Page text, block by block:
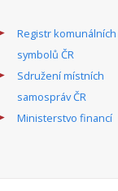
Registr komunálních
symbolů ČR
Sdružení místních
samospráv ČR
Ministerstvo financí